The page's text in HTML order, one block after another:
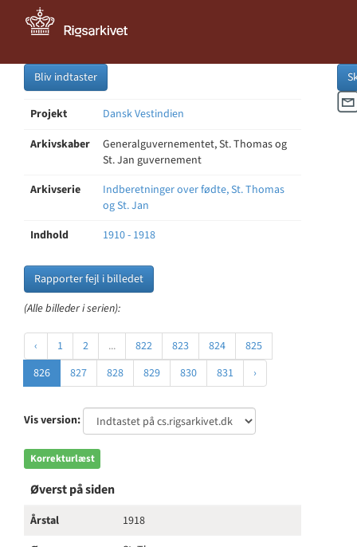
Bliv indtaster
Projekt
Dansk Vestindien
Arkivskaber
Generalguvernementet, St. Thomas og
St. Jan guvernement
Arkivserie
Indberetninger over fødte, St. Thomas
og St. Jan
Indhold
1910 - 1918
Rapporter fejl i billedet
(Alle billeder i serien):
‹ 1 2 ... 822 823 824
825
826
827 828 829 830 831 ›
Vis version:
Korrekturlæst
Øverst på siden
Årstal
1918